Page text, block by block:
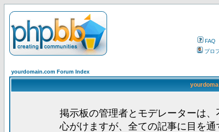
FAQ
プロ
yourdomain.com Forum Index
掲示板の管理者とモデレーターは
心がけますが、全ての記事に目を